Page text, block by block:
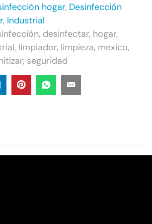
hogar, Desinfección
, Industrial
, desinfectar, hogar,
, limpiador, limpieza, mexico,
, seguridad